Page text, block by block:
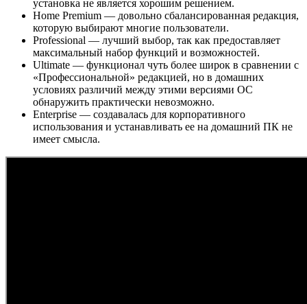
установка не является хорошим решением.
Home Premium — довольно сбалансированная редакция,
которую выбирают многие пользователи.
Professional — лучший выбор, так как предоставляет
максимальный набор функций и возможностей.
Ultimate — функционал чуть более широк в сравнении с
«Профессиональной» редакцией, но в домашних
условиях различий между этими версиями ОС
обнаружить практически невозможно.
Enterprise — создавалась для корпоративного
использования и устанавливать ее на домашний ПК не
имеет смысла.